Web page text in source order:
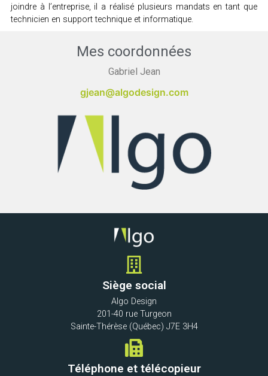
joindre à l’entreprise, il a réalisé plusieurs mandats en tant que
technicien en support technique et informatique.
Mes coordonnées
Gabriel Jean
gjean@algodesign.com
Siège social
Algo Design
201-40 rue Turgeon
Sainte-Thérèse (Québec) J7E 3H4
Téléphone et télécopieur